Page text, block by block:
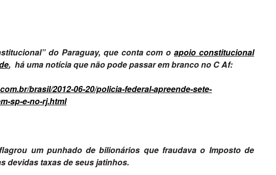
do Paraguay, que conta com oapoio constitucional
, há uma notícia que não pode passar em branco no C Af:
brasil/2012-06-20/policia-federal-apreende-sete-
sp-e-no-rj.html
um punhado de bilionários que fraudava o Imposto de
devidas taxas de seus jatinhos.